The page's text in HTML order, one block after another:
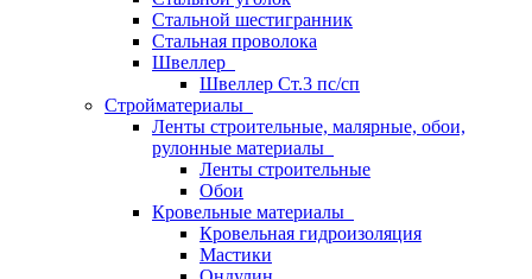
Стальной шестигранник
Стальная проволока
Швеллер
Швеллер Ст.3 пс/сп
Стройматериалы
Ленты строительные, малярные, обои,
рулонные материалы
Ленты строительные
Обои
Кровельные материалы
Кровельная гидроизоляция
Мастики